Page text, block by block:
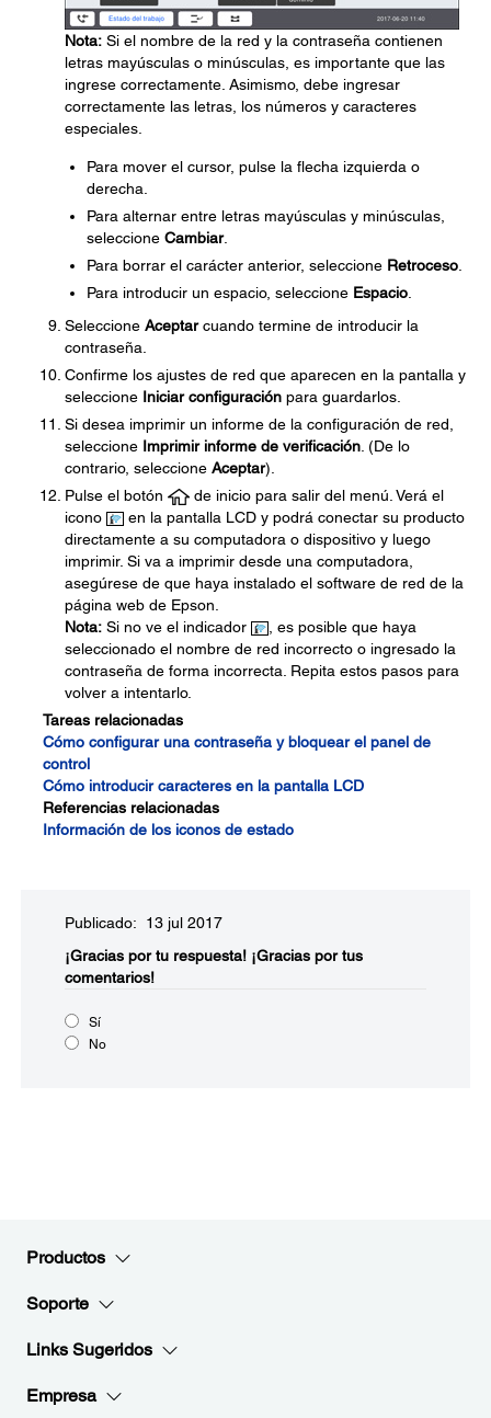
Nota: Si el nombre de la red y la contraseña contienen
letras mayúsculas o minúsculas, es importante que las
ingrese correctamente. Asimismo, debe ingresar
correctamente las letras, los números y caracteres
especiales.
Para mover el cursor, pulse la flecha izquierda o
derecha.
Para alternar entre letras mayúsculas y minúsculas,
seleccione Cambiar.
Para borrar el carácter anterior, seleccione Retroceso
Para introducir un espacio, seleccione Espacio
Seleccione Aceptarcuando termine de introducir la
contraseña.
Confirme los ajustes de red que aparecen en la pantalla y
seleccione Iniciar configuración para guardarlos.
Si desea imprimir un informe de la configuración de red,
seleccione Imprimir informe de verificación . (De lo
contrario, seleccione Aceptar).
Pulse el botón
de inicio para salir del menú. Verá el
icono
en la pantalla LCD y podrá conectar su producto
directamente a su computadora o dispositivo y luego
imprimir. Si va a imprimir desde una computadora,
asegúrese de que haya instalado el software de red de la
página web de Epson.
Nota: Si no ve el indicador
, es posible que haya
seleccionado el nombre de red incorrecto o ingresado la
contraseña de forma incorrecta. Repita estos pasos para
volver a intentarlo.
Tareas relacionadas
Cómo configurar una contraseña y bloquear el panel de
control
Cómo introducir caracteres en la pantalla LCD
Referencias relacionadas
Información de los iconos de estado
Publicado: 13 jul 2017
¡Gracias por tu respuesta! ¡Gracias por tus
comentarios!
Sí
No
Productos
Soporte
Links Sugeridos
Empresa